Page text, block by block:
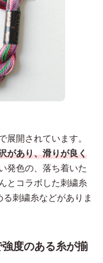
開されています。
があり、滑りが良く
発色の、落ち着いた
とコラボした刺繍糸
刺繍糸などがありま
度のある糸が揃